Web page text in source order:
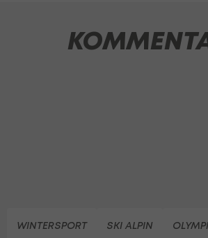
WINTERSPORT SKI ALPIN